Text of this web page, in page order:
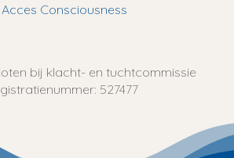
Consciousness
bij klacht- en tuchtcommissie
527477